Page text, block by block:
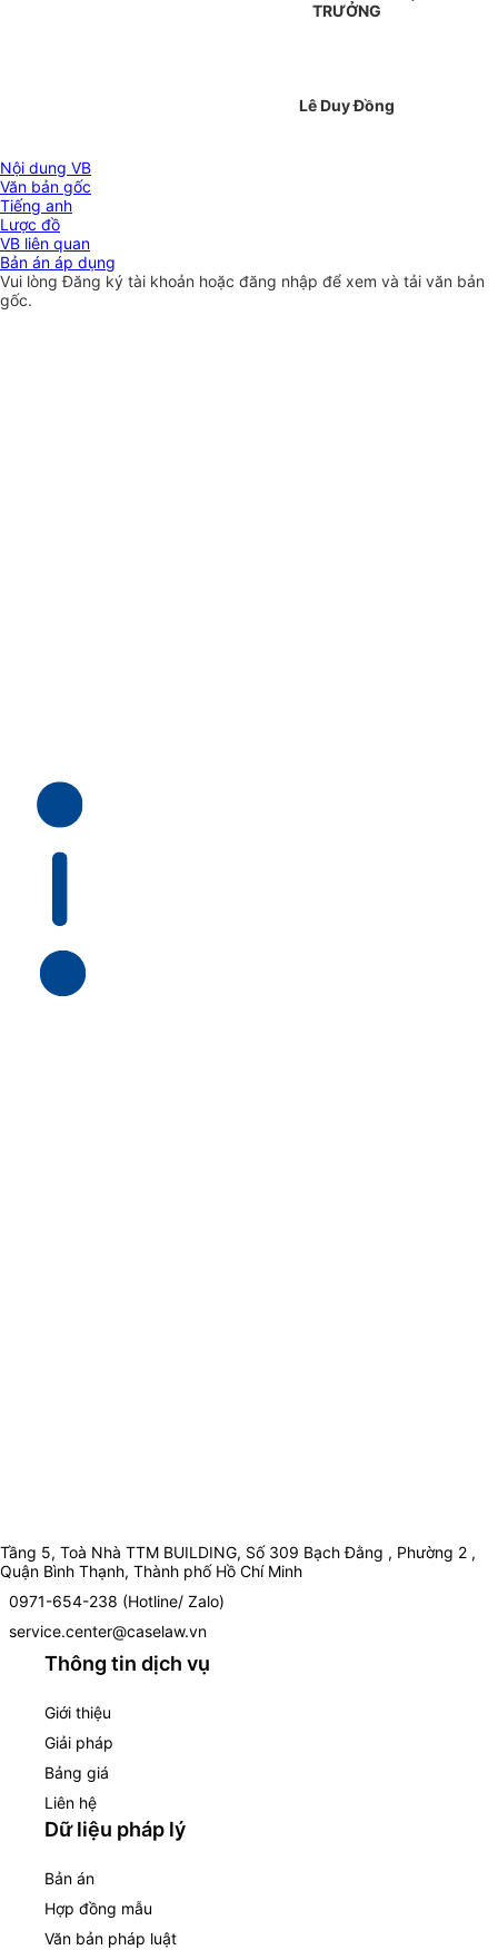
TRƯỞNG
Lê Duy Đồng
Nội dung VB
Văn bản gốc
Tiếng anh
Lược đồ
VB liên quan
Bản án áp dụng
Vui lòngĐăng ký tài khoản hoặc đăng nhập để xem và tải văn bản
gốc.
Tầng 5, Toà Nhà TTM BUILDING, Số 309 Bạch Đằng , Phường 2 ,
Quận Bình Thạnh, Thành phố Hồ Chí Minh
0971-654-238 (Hotline/ Zalo)
service.center@caselaw.vn
Thông tin dịch vụ
Giới thiệu
Giải pháp
Bảng giá
Liên hệ
Dữ liệu pháp lý
Bản án
Hợp đồng mẫu
Văn bản pháp luật